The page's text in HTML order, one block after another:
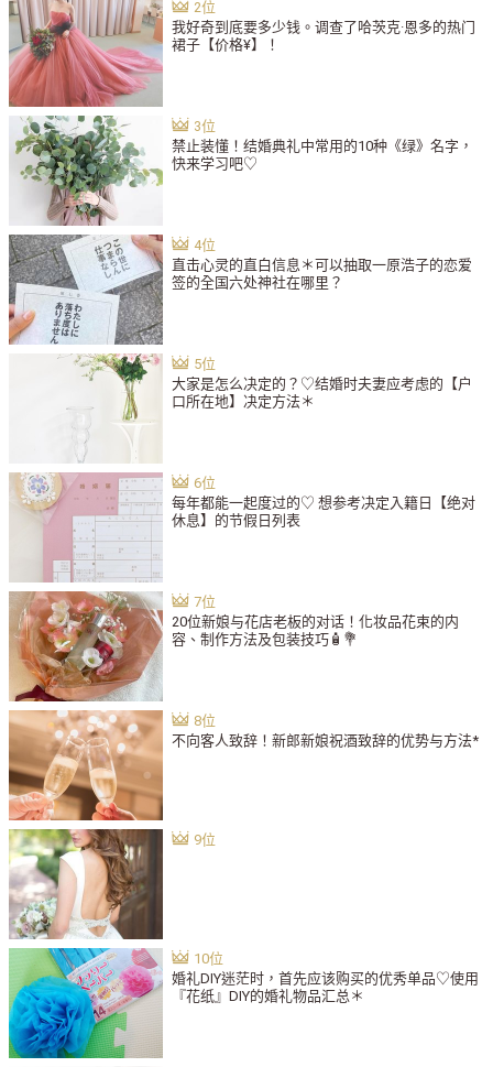
我好奇到底要多少钱。调查了哈茨克·恩多的热门
裙子【价格¥】！
禁止装懂！结婚典礼中常用的10种《绿》名字，
快来学习吧♡
直击心灵的直白信息＊可以抽取一原浩子的恋爱
签的全国六处神社在哪里？
大家是怎么决定的？♡结婚时夫妻应考虑的【户
口所在地】决定方法＊
每年都能一起度过的♡ 想参考决定入籍日【绝对
休息】的节假日列表
20位新娘与花店老板的对话！化妆品花束的内
容、制作方法及包装技巧🧴💐
不向客人致辞！新郎新娘祝酒致辞的优势与方法*
婚礼DIY迷茫时，首先应该购买的优秀单品♡使用
『花纸』DIY的婚礼物品汇总＊